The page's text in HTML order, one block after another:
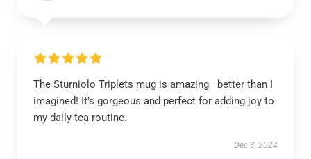
The Sturniolo Triplets mug is amazing—better than I
imagined! It’s gorgeous and perfect for adding joy to
my daily tea routine.
Dec 3, 2024